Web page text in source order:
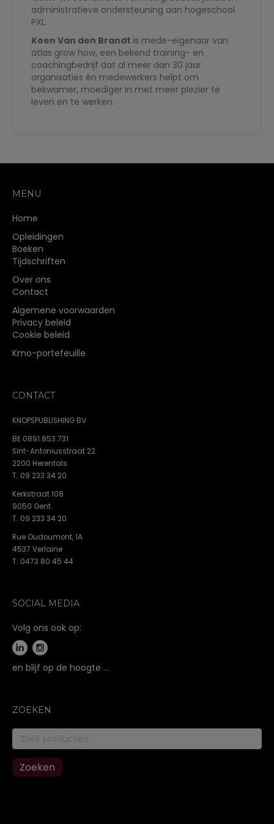
administratieve ondersteuning aan hogeschool
PXL.
Koen Van den Brandt is mede-eigenaar van
atlas grow how, een bekend training- en
coachingbedrijf dat al meer dan 30 jaar
organisaties én medewerkers helpt om
bekwamer, moediger in met meer plezier te
leven en te werken.
MENU
Home
Opleidingen
Boeken
Tijdschriften
Over ons
Contact
Algemene voorwaarden
Privacy beleid
Cookie beleid
Kmo-portefeuille
CONTACT
KNOPSPUBLISHING BV
BE 0891.853.731
Sint-Antoniusstraat 22
2200 Herentals
T. 09 233 34 20
Kerkstraat 108
9050 Gent
T. 09 233 34 20
Rue Oudoumont, 1A
4537 Verlaine
T. 0473 80 45 44
SOCIAL MEDIA
Volg ons ook op:
en blijf op de hoogte …
ZOEKEN
Zoeken
naar:
Zoeken